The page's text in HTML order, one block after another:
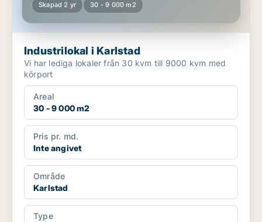
Skapad 2 yr 30 - 9 000 m2
Industrilokal i Karlstad
Vi har lediga lokaler från 30 kvm till 9000 kvm med
körport
Areal
30 - 9 000 m2
Pris pr. md.
Inte angivet
Område
Karlstad
Type